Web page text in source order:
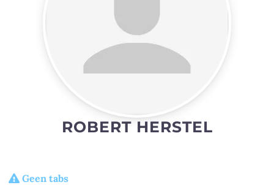
ROBERT HERSTEL
Geen tabs